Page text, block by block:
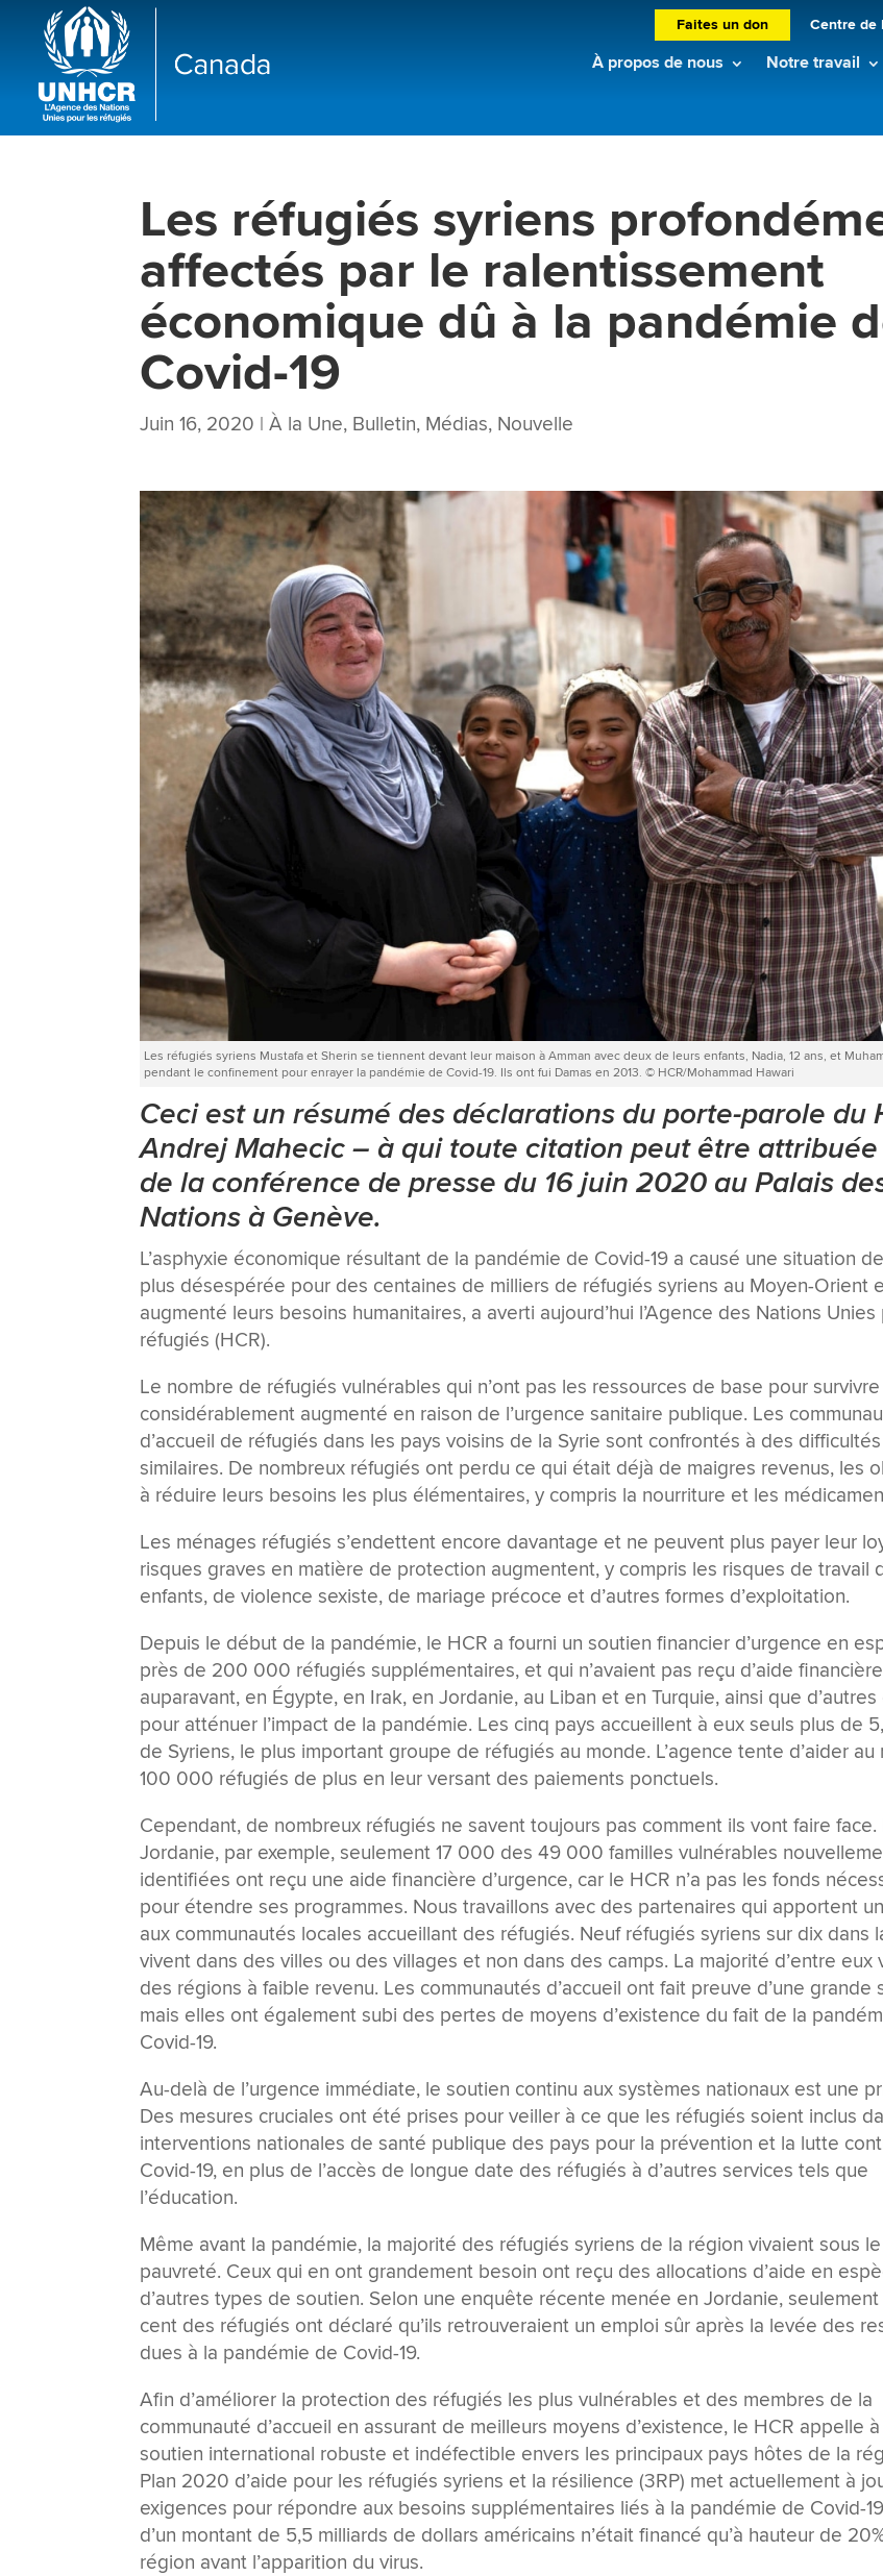
Faites un don Centre de
À propos de nous Notre travail
Les réfugiés syriens
affectés par le ralentissement
économique dû à la pandémie
Covid-19
Juin 16, 2020 |À la Une, Bulletin, Médias, Nouvelle
Les réfugiés syriens Mustafa et Sherin se tiennent devant leur maison à Amman avec deux de leurs enfants, Nadia, 12 ans, et
pendant le confinement pour enrayer la pandémie de Covid-19. Ils ont fui Damas en 2013. © HCR/Mohammad Hawari
Ceci est un résumé des déclarations du porte-parole du
Andrej Mahecic – à qui toute citation peut être
de la conférence de presse du 16 juin 2020 au Palais
Nations à Genève.
L’asphyxie économique résultant de la pandémie de Covid-19 a causé une situation
plus désespérée pour des centaines de milliers de réfugiés syriens au Moyen-Orient
augmenté leurs besoins humanitaires, a averti aujourd’hui l’Agence des Nations Unies
réfugiés (HCR).
Le nombre de réfugiés vulnérables qui n’ont pas les ressources de base pour
considérablement augmenté en raison de l’urgence sanitaire publique. Les
d’accueil de réfugiés dans les pays voisins de la Syrie sont confrontés à des difficultés
similaires. De nombreux réfugiés ont perdu ce qui était déjà de maigres revenus, les
à réduire leurs besoins les plus élémentaires, y compris la nourriture et les
Les ménages réfugiés s’endettent encore davantage et ne peuvent plus payer leur
risques graves en matière de protection augmentent, y compris les risques de travail
enfants, de violence sexiste, de mariage précoce et d’autres formes d’exploitation.
Depuis le début de la pandémie, le HCR a fourni un soutien financier d’urgence en
près de 200 000 réfugiés supplémentaires, et qui n’avaient pas reçu d’aide financière
auparavant, en Égypte, en Irak, en Jordanie, au Liban et en Turquie, ainsi que
pour atténuer l’impact de la pandémie. Les cinq pays accueillent à eux seuls plus de
de Syriens, le plus important groupe de réfugiés au monde. L’agence tente d’aider au
100 000 réfugiés de plus en leur versant des paiements ponctuels.
Cependant, de nombreux réfugiés ne savent toujours pas comment ils vont faire face.
Jordanie, par exemple, seulement 17 000 des 49 000 familles vulnérables
identifiées ont reçu une aide financière d’urgence, car le HCR n’a pas les fonds
pour étendre ses programmes. Nous travaillons avec des partenaires qui apportent
aux communautés locales accueillant des réfugiés. Neuf réfugiés syriens sur dix dans
vivent dans des villes ou des villages et non dans des camps. La majorité d’entre eux
des régions à faible revenu. Les communautés d’accueil ont fait preuve d’une grande
mais elles ont également subi des pertes de moyens d’existence du fait de la
Covid-19.
Au-delà de l’urgence immédiate, le soutien continu aux systèmes nationaux est une
Des mesures cruciales ont été prises pour veiller à ce que les réfugiés soient inclus
interventions nationales de santé publique des pays pour la prévention et la lutte
Covid-19, en plus de l’accès de longue date des réfugiés à d’autres services tels que
l’éducation.
Même avant la pandémie, la majorité des réfugiés syriens de la région vivaient sous
pauvreté. Ceux qui en ont grandement besoin ont reçu des allocations d’aide en
d’autres types de soutien. Selon une enquête récente menée en Jordanie,
cent des réfugiés ont déclaré qu’ils retrouveraient un emploi sûr après la levée des
dues à la pandémie de Covid-19.
Afin d’améliorer la protection des réfugiés les plus vulnérables et des membres de la
communauté d’accueil en assurant de meilleurs moyens d’existence, le HCR appelle
soutien international robuste et indéfectible envers les principaux pays hôtes de la
Plan 2020 d’aide pour les réfugiés syriens et la résilience (3RP) met actuellement à
exigences pour répondre aux besoins supplémentaires liés à la pandémie de Covid-
d’un montant de 5,5 milliards de dollars américains n’était financé qu’à hauteur de
région avant l’apparition du virus.